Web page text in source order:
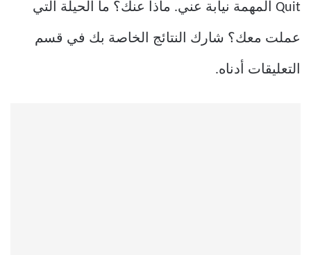
Quit المهمة نيابة عني. ماذا عنك؟ ما الحيلة التي
عملت معك؟ شارك النتائج الخاصة بك في قسم
التعليقات أدناه.